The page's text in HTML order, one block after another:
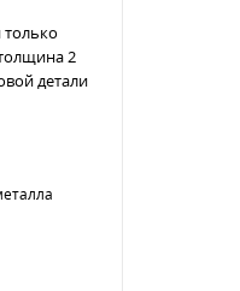
2
детали